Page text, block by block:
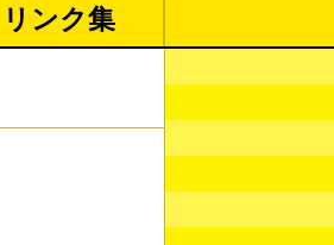
リンク集